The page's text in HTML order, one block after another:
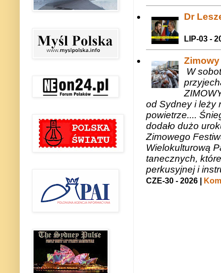
Dr
LIP-03 -
W
od Sydney i leży
powietrze....
dodało dużo
Zimowego
Wielokulturową
tanecznych,
perkusyjnej i
CZE-30 - 2026 |